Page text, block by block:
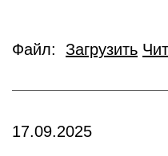
Файл: Загрузить
17.09.2025